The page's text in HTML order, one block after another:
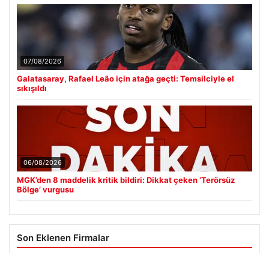
07/08/2026
Galatasaray, Rafael Leão için atağa geçti: Temsilciyle el
sıkışıldı
06/08/2026
MGK’den 8 maddelik kritik bildiri: Dikkat çeken ‘Terörsüz
Bölge’ vurgusu
Son Eklenen Firmalar